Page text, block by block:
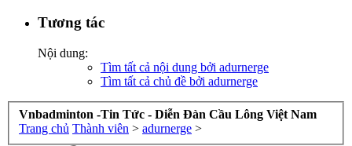
Tương tác
Nội dung:
Tìm tất cả nội dung bởi adurnerge
Tìm tất cả chủ đề bởi adurnerge
Vnbadminton -Tin Tức - Diễn Đàn Cầu Lông Việt Nam
Trang chủ Thành viên > adurnerge >